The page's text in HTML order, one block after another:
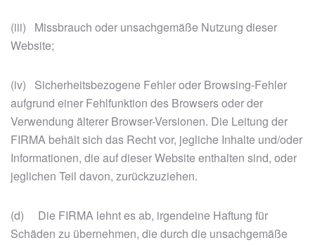
(iii) Missbrauch oder unsachgemäße Nutzung dieser
Website;
(iv) Sicherheitsbezogene Fehler oder Browsing-Fehler
aufgrund einer Fehlfunktion des Browsers oder der
Verwendung älterer Browser-Versionen. Die Leitung der
FIRMA behält sich das Recht vor, jegliche Inhalte und/oder
Informationen, die auf dieser Website enthalten sind, oder
jeglichen Teil davon, zurückzuziehen.
(d) Die FIRMA lehnt es ab, irgendeine Haftung für
Schäden zu übernehmen, die durch die unsachgemäße